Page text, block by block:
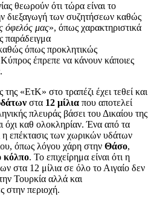
θεωρούν ότι τώρα είναι το
διεξαγωγή των συζητήσεων καθώς
όφελός μας», όπως χαρακτηριστικά
παράδειγμα
όπως προκλητικώς
έπρεπε να κάνουν κάποιες
«ΕτΚ» στο τραπέζι έχει τεθεί και
στα 12 μίλια που αποτελεί
πλευράς βάσει του Δικαίου της
όχι καθ ολοκληρίαν. Ένα από τα
η επέκτασις των χωρικών υδάτων
όπως λόγου χάρη στην Θάσο,
κόλπο. Το επιχείρημα είναι ότι η
στα 12 μίλια σε όλο το Αιγαίο δεν
Τουρκία αλλά και
στην περιοχή.